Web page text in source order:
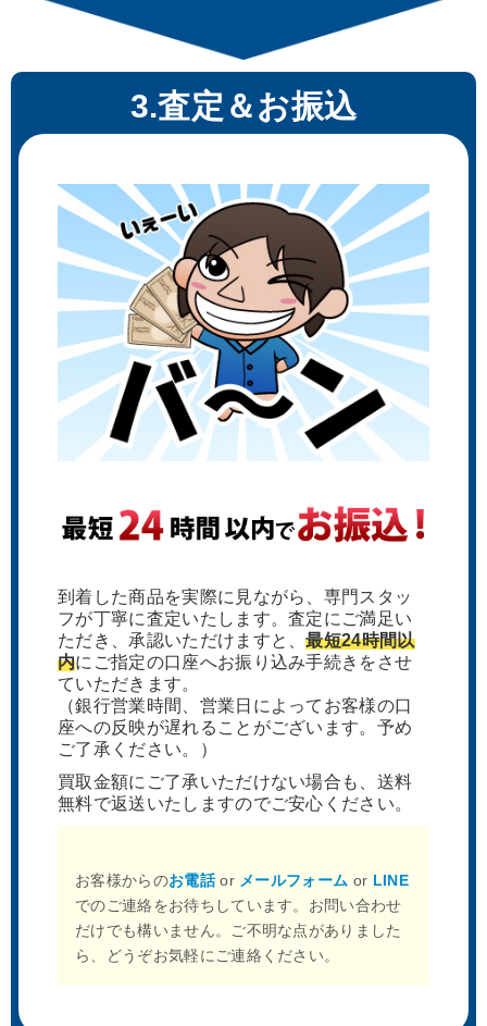
3.査定＆お振込
到着した商品を実際に見ながら、専門スタッ
フが丁寧に査定いたします。査定にご満足い
ただき、承認いただけますと、最短24時間以
内にご指定の口座へお振り込み手続きをさせ
ていただきます。
（銀行営業時間、営業日によってお客様の口
座への反映が遅れることがございます。予め
ご了承ください。）
買取金額にご了承いただけない場合も、送料
無料で返送いたしますのでご安心ください。
お客様からのお電話or メールフォーム or LINE
でのご連絡をお待ちしています。お問い合わせ
だけでも構いません。ご不明な点がありました
ら、どうぞお気軽にご連絡ください。